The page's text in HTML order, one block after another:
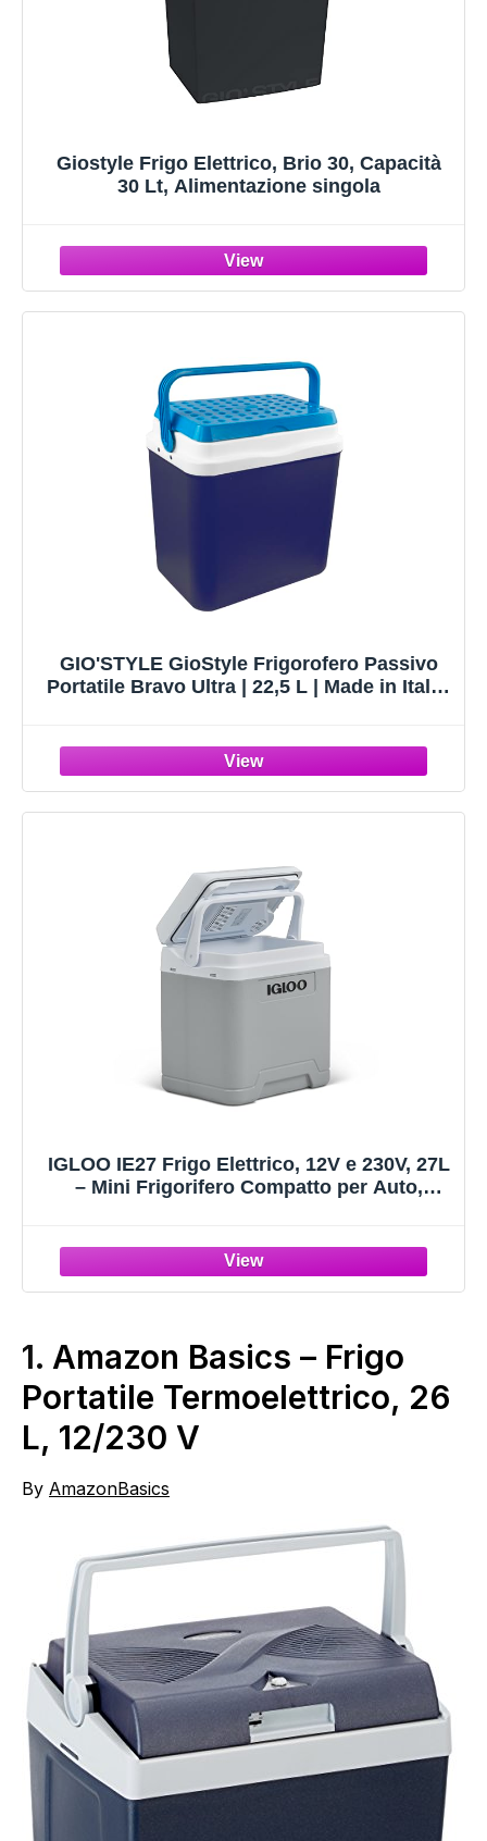
Giostyle Frigo Elettrico, Brio 30, Capacità
30 Lt, Alimentazione singola
GIO'STYLE GioStyle Frigorofero Passivo
Portatile Bravo Ultra | 22,5 L | Made in Italy |
IGLOO IE27 Frigo Elettrico, 12V e 230V, 27L
– Mini Frigorifero Compatto per Auto,
Modalità Eco/Max
1. Amazon Basics – Frigo
Portatile Termoelettrico, 26
L, 12/230 V
By AmazonBasics